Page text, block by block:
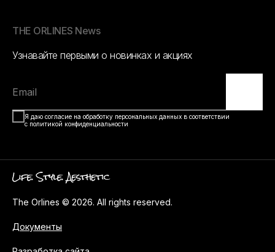
THE ORLINES News
Узнавайте первыми о новинках и акциях
Email
Я даю согласие на обработку персональных данных в соответствии
с политикой конфиденциальности
The Orlines © 2026. All rights reserved.
Документы